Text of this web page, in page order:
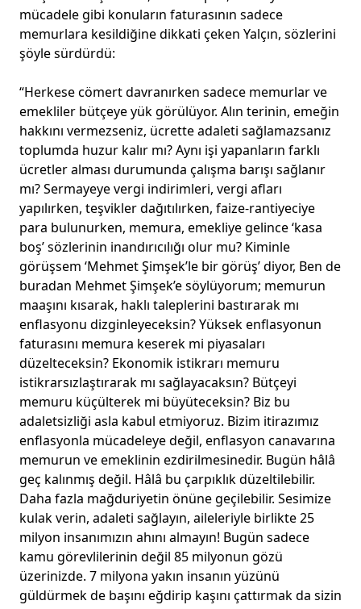
mücadele gibi konuların faturasının sadece
memurlara kesildiğine dikkati çeken Yalçın, sözlerini
şöyle sürdürdü:
“Herkese cömert davranırken sadece memurlar ve
emekliler bütçeye yük görülüyor. Alın terinin, emeğin
hakkını vermezseniz, ücrette adaleti sağlamazsanız
toplumda huzur kalır mı? Aynı işi yapanların farklı
ücretler alması durumunda çalışma barışı sağlanır
mı? Sermayeye vergi indirimleri, vergi afları
yapılırken, teşvikler dağıtılırken, faize-rantiyeciye
para bulunurken, memura, emekliye gelince ‘kasa
boş’ sözlerinin inandırıcılığı olur mu? Kiminle
görüşsem ‘Mehmet Şimşek’le bir görüş’ diyor, Ben de
buradan Mehmet Şimşek’e söylüyorum; memurun
maaşını kısarak, haklı taleplerini bastırarak mı
enflasyonu dizginleyeceksin? Yüksek enflasyonun
faturasını memura keserek mi piyasaları
düzelteceksin? Ekonomik istikrarı memuru
istikrarsızlaştırarak mı sağlayacaksın? Bütçeyi
memuru küçülterek mi büyüteceksin? Biz bu
adaletsizliği asla kabul etmiyoruz. Bizim itirazımız
enflasyonla mücadeleye değil, enflasyon canavarına
memurun ve emeklinin ezdirilmesinedir. Bugün hâlâ
geç kalınmış değil. Hâlâ bu çarpıklık düzeltilebilir.
Daha fazla mağduriyetin önüne geçilebilir. Sesimize
kulak verin, adaleti sağlayın, aileleriyle birlikte 25
milyon insanımızın ahını almayın! Bugün sadece
kamu görevlilerinin değil 85 milyonun gözü
üzerinizde. 7 milyona yakın insanın yüzünü
güldürmek de başını eğdirip kaşını çattırmak da sizin